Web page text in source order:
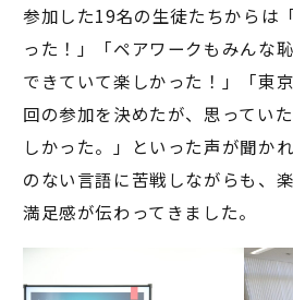
参加した19名の生徒たちからは
った！」「ペアワークもみんな
できていて楽しかった！」「東
回の参加を決めたが、思ってい
しかった。」といった声が聞か
のない言語に苦戦しながらも、
満足感が伝わってきました。